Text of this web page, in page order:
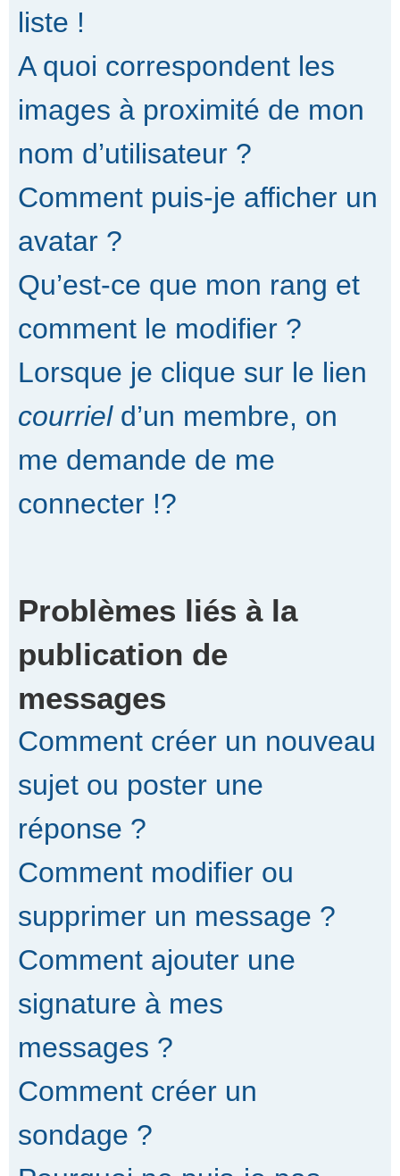
liste !
A quoi correspondent les
images à proximité de mon
nom d’utilisateur ?
Comment puis-je afficher un
avatar ?
Qu’est-ce que mon rang et
comment le modifier ?
Lorsque je clique sur le lien
courrield’un membre, on
me demande de me
connecter !?
Problèmes liés à la
publication de
messages
Comment créer un nouveau
sujet ou poster une
réponse ?
Comment modifier ou
supprimer un message ?
Comment ajouter une
signature à mes
messages ?
Comment créer un
sondage ?